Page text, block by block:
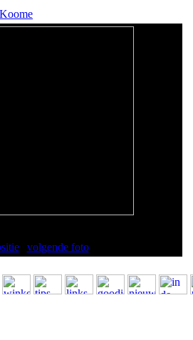
| volgende foto